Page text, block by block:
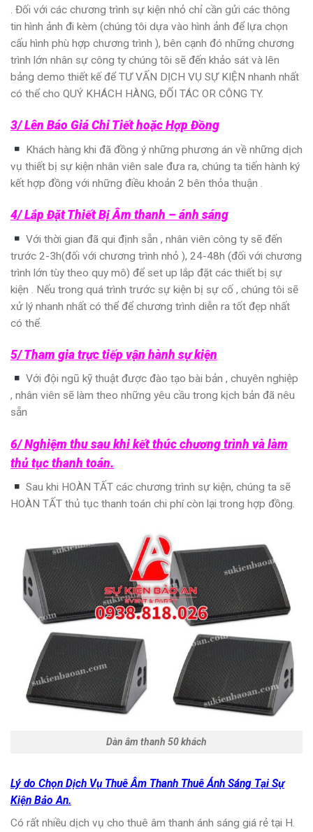
. Đối với các chương trình sự kiện nhỏ chỉ cần gửi các thông
tin hình ảnh đi kèm (chúng tôi dựa vào hình ảnh để lựa chọn
cấu hình phù hợp chương trình ), bên cạnh đó những chương
trình lớn nhân sự công ty chúng tôi sẽ đến khảo sát và lên
bảng demo thiết kế để TƯ VẤN DỊCH VỤ SỰ KIỆN nhanh nhất
có thể cho QUÝ KHÁCH HÀNG, ĐỐI TÁC OR CÔNG TY.
3/ Lên Báo Giá Chi Tiết hoặc Hợp Đồng
Khách hàng khi đã đồng ý những phương án về những dịch
vụ thiết bị sự kiện nhân viên sale đưa ra, chúng ta tiến hành ký
kết hợp đồng với những điều khoản 2 bên thỏa thuận .
4/ Lắp Đặt Thiết Bị Âm thanh – ánh sáng
Với thời gian đã qui định sẵn , nhân viên công ty sẽ đến
trước 2-3h(đối với chương trình nhỏ ), 24-48h (đối với chương
trình lớn tùy theo quy mô) để set up lắp đặt các thiết bị sự
kiện . Nếu trong quá trình trước sự kiện bị sự cố , chúng tôi sẽ
xử lý nhanh nhất có thể để chương trình diễn ra tốt đẹp nhất
có thể.
5/ Tham gia trực tiếp vận hành sự kiện
Với đội ngũ kỹ thuật được đào tạo bài bản , chuyên nghiệp
, nhân viên sẽ làm theo những yêu cầu trong kịch bản đã nêu
sẵn
6/ Nghiệm thu sau khi kết thúc chương trình và làm
thủ tục thanh toán.
Sau khi HOÀN TẤT các chương trình sự kiện, chúng ta sẽ
HOÀN TẤT thủ tục thanh toán chi phí còn lại trong hợp đồng.
Dàn âm thanh 50 khách
Lý do Chọn Dịch Vụ Thuê Âm Thanh Thuê Ánh Sáng Tại Sự
Kiện Bảo An.
Có rất nhiều dịch vụ cho thuê âm thanh ánh sáng giá rẻ tại H.